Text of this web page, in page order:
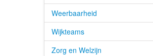
Weerbaarheid
Wijkteams
Zorg en Welzijn